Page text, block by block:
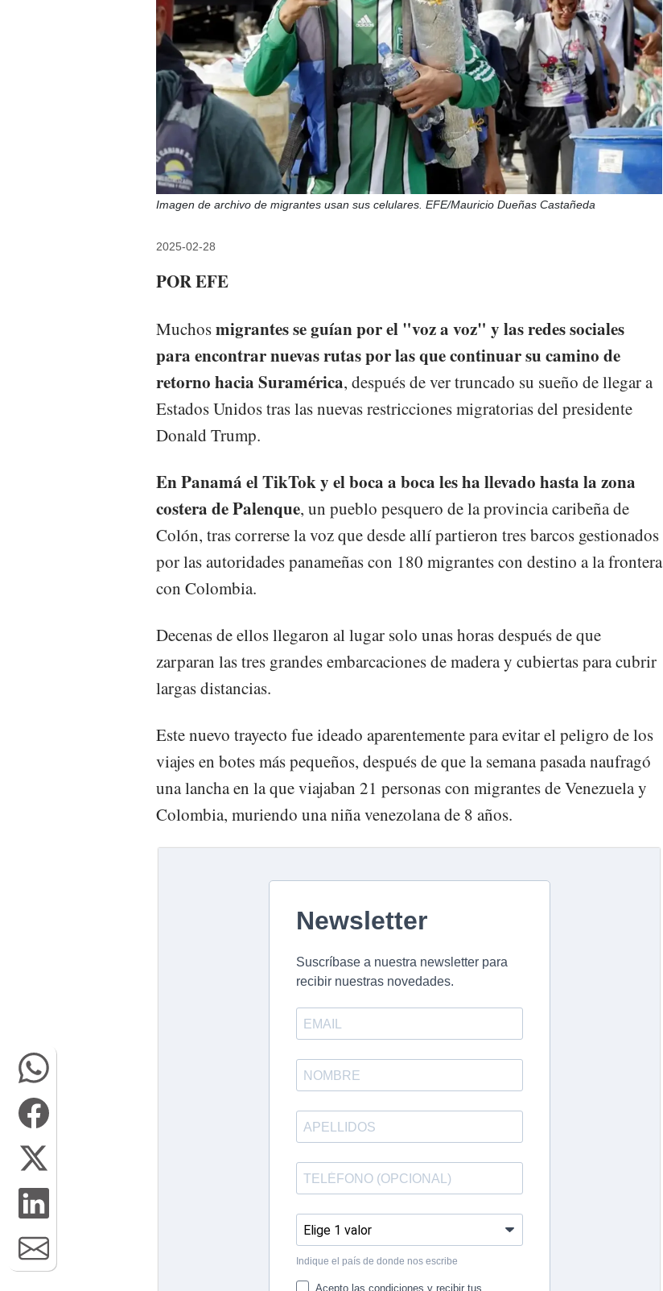
Imagen de archivo de migrantes usan sus celulares. EFE/Mauricio Dueñas Castañeda
2025-02-28
POR EFE
Muchosmigrantes se guían por el "voz a voz" y las redes sociales
para encontrar nuevas rutas por las que continuar su camino de
retorno hacia Suramérica, después de ver truncado su sueño de llegar a
Estados Unidos tras las nuevas restricciones migratorias del presidente
Donald Trump.
En Panamá el TikTok y el boca a boca les ha llevado hasta la zona
costera de Palenque, un pueblo pesquero de la provincia caribeña de
Colón, tras correrse la voz que desde allí partieron tres barcos gestionados
por las autoridades panameñas con 180 migrantes con destino a la frontera
con Colombia.
Decenas de ellos llegaron al lugar solo unas horas después de que
zarparan las tres grandes embarcaciones de madera y cubiertas para cubrir
largas distancias.
Este nuevo trayecto fue ideado aparentemente para evitar el peligro de los
viajes en botes más pequeños, después de que la semana pasada naufragó
una lancha en la que viajaban 21 personas con migrantes de Venezuela y
Colombia, muriendo una niña venezolana de 8 años.